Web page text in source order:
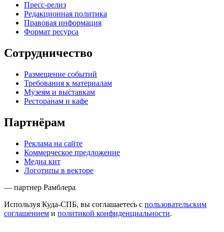
Пресс-релиз
Редакционная политика
Правовая информация
Формат ресурса
Сотрудничество
Размещение событий
Требования к материалам
Музеям и выставкам
Ресторанам и кафе
Партнёрам
Реклама на сайте
Коммерческое предложение
Медиа кит
Логотипы в векторе
— партнер Рамблера
Используя Куда-СПБ, вы соглашаетесь с пользовательским
соглашением и политикой конфиденциальности.